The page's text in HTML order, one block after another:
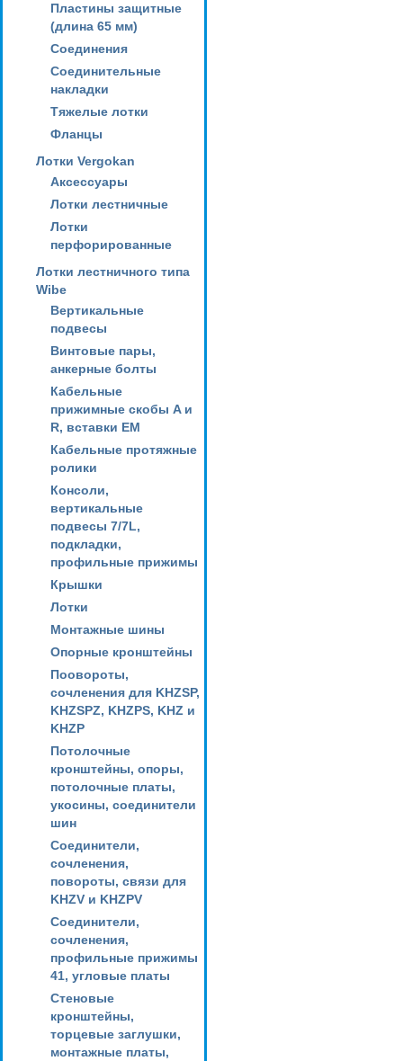
Пластины защитные
(длина 65 мм)
Соединения
Соединительные
накладки
Тяжелые лотки
Фланцы
Лотки Vergokan
Аксессуары
Лотки лестничные
Лотки
перфорированные
Лотки лестничного типа
Wibe
Вертикальные
подвесы
Винтовые пары,
анкерные болты
Кабельные
прижимные скобы A и
R, вставки EM
Кабельные протяжные
ролики
Консоли,
вертикальные
подвесы 7/7L,
подкладки,
профильные прижимы
Крышки
Лотки
Монтажные шины
Опорные кронштейны
Поовороты,
сочленения для KHZSP,
KHZSPZ, KHZPS, KHZ и
KHZP
Потолочные
кронштейны, опоры,
потолочные платы,
укосины, соединители
шин
Соединители,
сочленения,
повороты, связи для
KHZV и KHZPV
Соединители,
сочленения,
профильные прижимы
41, угловые платы
Стеновые
кронштейны,
торцевые заглушки,
монтажные платы,